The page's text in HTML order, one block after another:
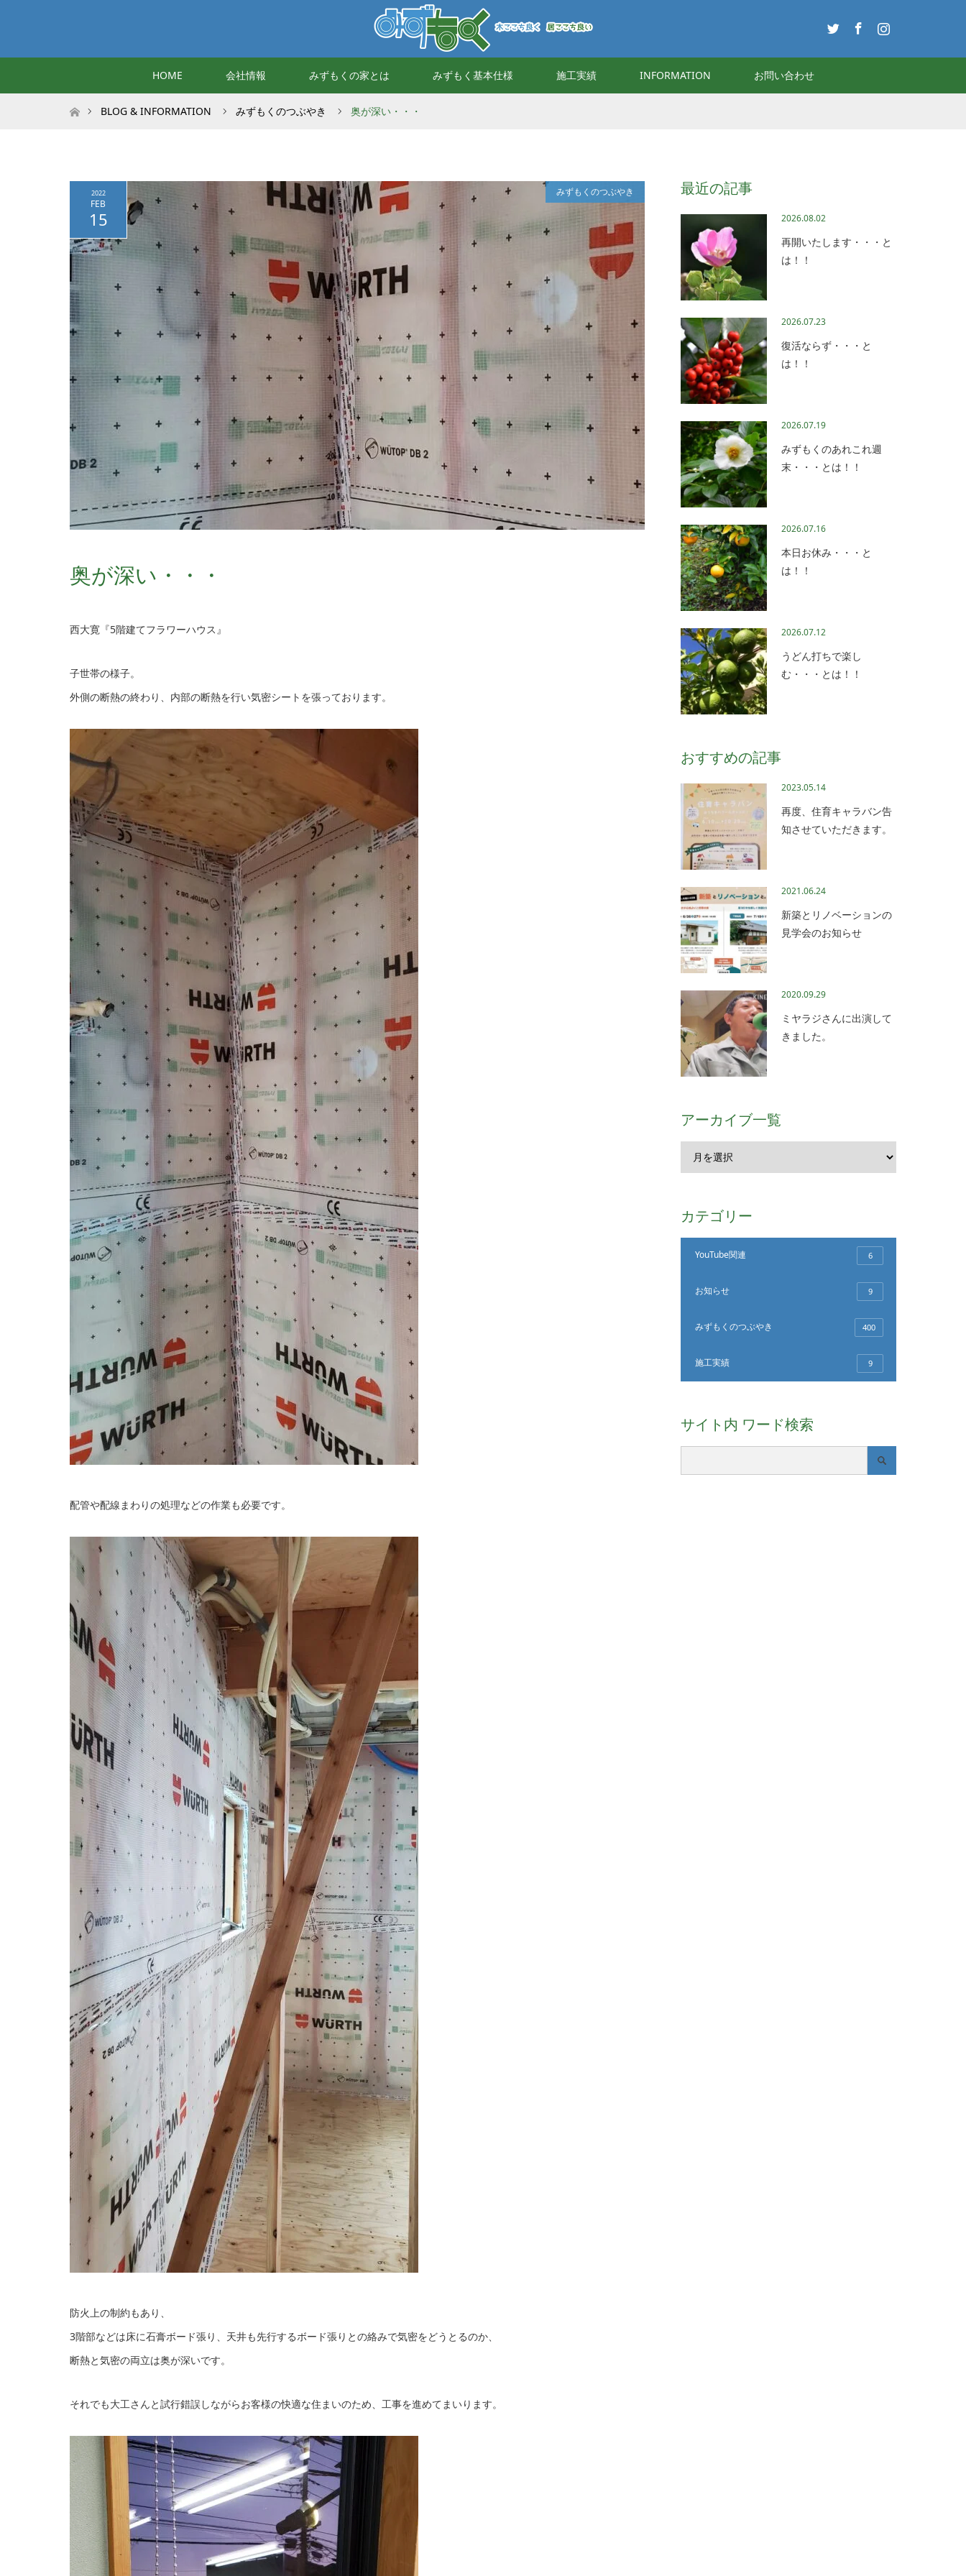
HOME 会社情報 みずもくの家とは みずもく基本仕様 施工実績 INFORMATION お問い合わせ
ホームBLOG & INFORMATION みずもくのつぶやき 奥が深い・・・
2022
FEB
15
みずもくのつぶやき
奥が深い・・・
西大寛『5階建てフラワーハウス』
子世帯の様子。
外側の断熱の終わり、内部の断熱を行い気密シートを張っております。
配管や配線まわりの処理などの作業も必要です。
防火上の制約もあり、
3階部などは床に石膏ボード張り、 天井も先行するボード張りとの絡みで気密をどうとるのか、
断熱と気密の両立は奥が深いです。
それでも大工さんと試行錯誤しながらお客様の快適な住まいのため、工事を進めてまいります。
最近の記事
2026.08.02
再開いたします・・・と
は！！
2026.07.23
復活ならず・・・と
は！！
2026.07.19
みずもくのあれこれ週
末・・・とは！！
2026.07.16
本日お休み・・・と
は！！
2026.07.12
うどん打ちで楽し
む・・・とは！！
おすすめの記事
2023.05.14
再度、住育キャラバン告
知させていただきます。
2021.06.24
新築とリノベーションの
見学会のお知らせ
2020.09.29
ミヤラジさんに出演して
きました。
アーカイブ一覧
カテゴリー
YouTube関連 6
お知らせ 9
みずもくのつぶやき 400
施工実績 9
サイト内 ワード検索